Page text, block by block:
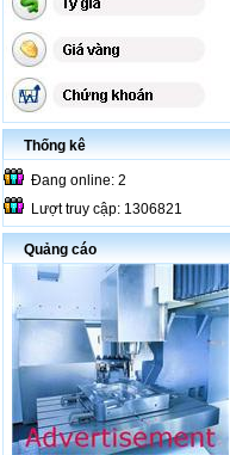
Thống kê
Đang online: 2
Lượt truy cập: 1306821
Quảng cáo